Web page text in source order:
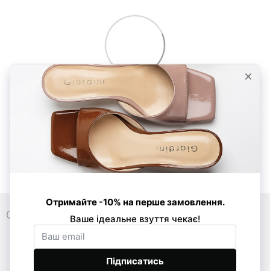
0 800 33 86 01 089 520-24-16 068 877-03-53
Повна версія сайту